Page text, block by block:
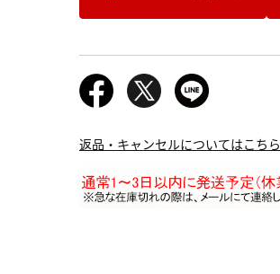
返品・キャンセルについてはこちら